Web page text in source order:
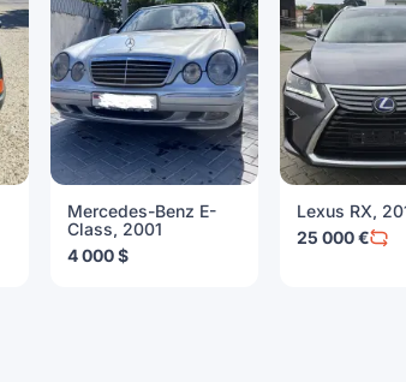
Mercedes-Benz E-
Class, 2001
4 000 $
Lexus RX,
25 000 €